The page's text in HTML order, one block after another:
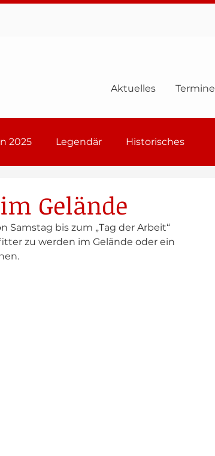
Aktuelles Termine
2025 Legendär Historisches
Gelände
Samstag bis zum „Tag der Arbeit“
zu werden im Gelände oder ein